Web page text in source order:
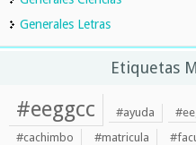
Generales Letras
Etiquetas
#eeggcc #ayuda
#cachimbo
#matricula